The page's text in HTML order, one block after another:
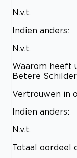
N.v.t.
Indien anders:
N.v.t.
Waarom heeft
Betere
Vertrouwen in
Indien anders:
N.v.t.
Totaal oordeel